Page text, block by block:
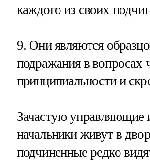
каждого из своих
9. Они являются
подражания в вопросах
принципиальности и
Зачастую управляющие
начальники живут в
подчиненные редко